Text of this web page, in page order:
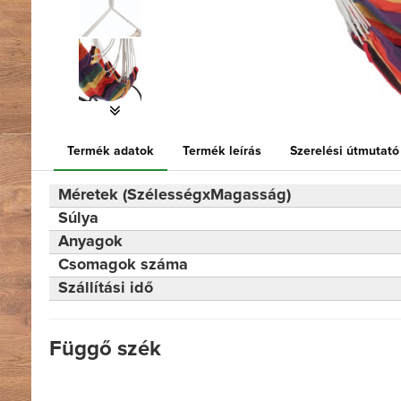
Termék adatok Termék leírás Szerelési útmutató
Méretek (SzélességxMagasság)
Súlya
Anyagok
Csomagok száma
Szállítási idő
Függő szék